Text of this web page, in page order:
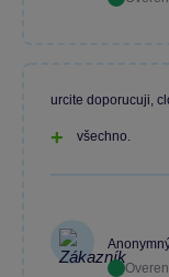
urcite doporucuji,
všechno.